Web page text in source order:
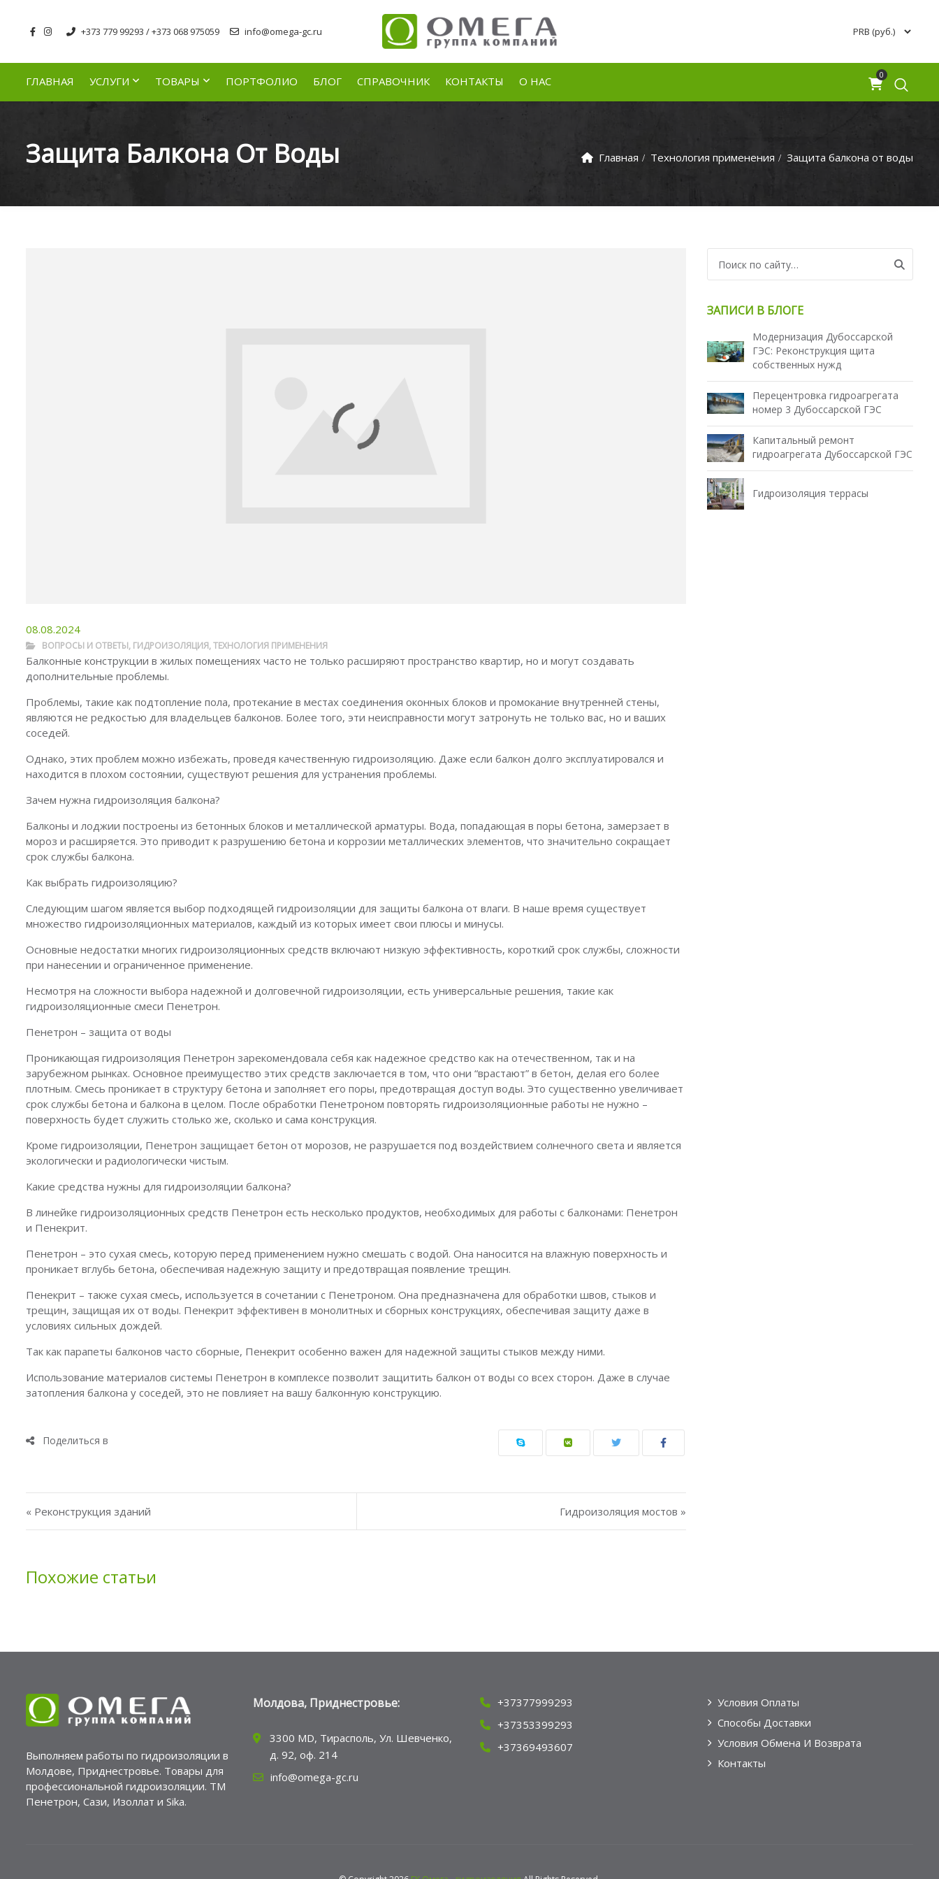
+373 779 99293 / +373 068 975059 info@omega-gc.ru
ГЛАВНАЯ УСЛУГИ ТОВАРЫ ПОРТФОЛИО БЛОГ СПРАВОЧНИК КОНТАКТЫ О НАС 0
Защита Балкона От Воды Главная Технология применения Защита балкона от воды
08.08.2024
ВОПРОСЫ И ОТВЕТЫ, ГИДРОИЗОЛЯЦИЯ,ТЕХНОЛОГИЯ ПРИМЕНЕНИЯ
Балконные конструкции в жилых помещениях часто не только расширяют пространство квартир, но и могут создавать
дополнительные проблемы.
Проблемы, такие как подтопление пола, протекание в местах соединения оконных блоков и промокание внутренней стены,
являются не редкостью для владельцев балконов. Более того, эти неисправности могут затронуть не только вас, но и ваших
соседей.
Однако, этих проблем можно избежать, проведя качественную гидроизоляцию. Даже если балкон долго эксплуатировался и
находится в плохом состоянии, существуют решения для устранения проблемы.
Зачем нужна гидроизоляция балкона?
Балконы и лоджии построены из бетонных блоков и металлической арматуры. Вода, попадающая в поры бетона, замерзает в
мороз и расширяется. Это приводит к разрушению бетона и коррозии металлических элементов, что значительно сокращает
срок службы балкона.
Как выбрать гидроизоляцию?
Следующим шагом является выбор подходящей гидроизоляции для защиты балкона от влаги. В наше время существует
множество гидроизоляционных материалов, каждый из которых имеет свои плюсы и минусы.
Основные недостатки многих гидроизоляционных средств включают низкую эффективность, короткий срок службы, сложности
при нанесении и ограниченное применение.
Несмотря на сложности выбора надежной и долговечной гидроизоляции, есть универсальные решения, такие как
гидроизоляционные смеси Пенетрон.
Пенетрон – защита от воды
Проникающая гидроизоляция Пенетрон зарекомендовала себя как надежное средство как на отечественном, так и на
зарубежном рынках. Основное преимущество этих средств заключается в том, что они “врастают” в бетон, делая его более
плотным. Смесь проникает в структуру бетона и заполняет его поры, предотвращая доступ воды. Это существенно увеличивает
срок службы бетона и балкона в целом. После обработки Пенетроном повторять гидроизоляционные работы не нужно –
поверхность будет служить столько же, сколько и сама конструкция.
Кроме гидроизоляции, Пенетрон защищает бетон от морозов, не разрушается под воздействием солнечного света и является
экологически и радиологически чистым.
Какие средства нужны для гидроизоляции балкона?
В линейке гидроизоляционных средств Пенетрон есть несколько продуктов, необходимых для работы с балконами: Пенетрон
и Пенекрит.
Пенетрон – это сухая смесь, которую перед применением нужно смешать с водой. Она наносится на влажную поверхность и
проникает вглубь бетона, обеспечивая надежную защиту и предотвращая появление трещин.
Пенекрит – также сухая смесь, используется в сочетании с Пенетроном. Она предназначена для обработки швов, стыков и
трещин, защищая их от воды. Пенекрит эффективен в монолитных и сборных конструкциях, обеспечивая защиту даже в
условиях сильных дождей.
Так как парапеты балконов часто сборные, Пенекрит особенно важен для надежной защиты стыков между ними.
Использование материалов системы Пенетрон в комплексе позволит защитить балкон от воды со всех сторон. Даже в случае
затопления балкона у соседей, это не повлияет на вашу балконную конструкцию.
Навигация по записям
« Реконструкция зданий Гидроизоляция мостов »
Похожие статьи
ЗАПИСИ В БЛОГЕ
Модернизация Дубоссарской
ГЭС: Реконструкция щита
собственных нужд
Перецентровка гидроагрегата
номер 3 Дубоссарской ГЭС
Капитальный ремонт
гидроагрегата Дубоссарской ГЭС
Гидроизоляция террасы
Выполняем работы по гидроизоляции в
Молдове, Приднестровье. Товары для
профессиональной гидроизоляции. ТМ
Пенетрон, Сази, Изоллат и Sika.
Молдова, Приднестровье:
3300 MD, Тирасполь, Ул. Шевченко,
д. 92, оф. 214
info@omega-gc.ru
+37377999293
+37353399293
+37369493607
Условия Оплаты
Способы Доставки
Условия Обмена И Возврата
Контакты